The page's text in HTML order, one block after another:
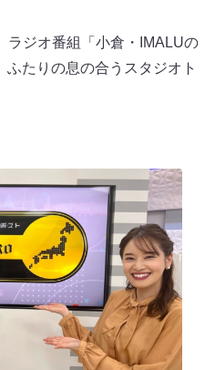
ラジオ番組「小倉・IMALUの
たりの息の合うスタジオト